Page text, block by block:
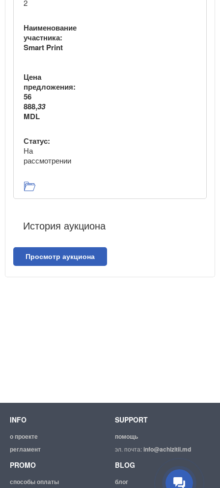
Suport tehnic
Suntem mereu bucuroși să Vă
2
Наименование
участника:
Smart Print
Цена
предложения:
56
888,33
MDL
Статус:
На
рассмотрении
История аукциона
Просмотр аукциона
INFO
о проекте
регламент
SUPPORT
помощь
эл. почта:info@achizitii.md
PROMO
способы оплаты
BLOG
блог